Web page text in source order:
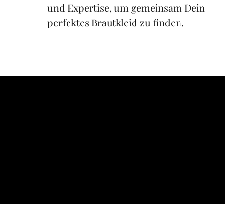
und Expertise, um gemeinsam Dein
perfektes Brautkleid zu finden.